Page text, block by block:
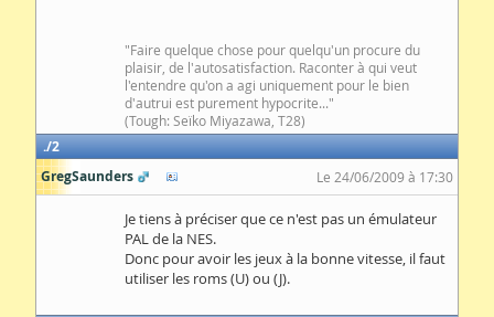
"Faire quelque chose pour quelqu'un procure du
plaisir, de l'autosatisfaction. Raconter à qui veut
l'entendre qu'on a agi uniquement pour le bien
d'autrui est purement hypocrite..."
(Tough: Seïko Miyazawa, T28)
2
GregSaunders
Le 24/06/2009 à 17:30
Je tiens à préciser que ce n'est pas un émulateur
PAL de la NES.
Donc pour avoir les jeux à la bonne vitesse, il faut
utiliser les roms (U) ou (J).